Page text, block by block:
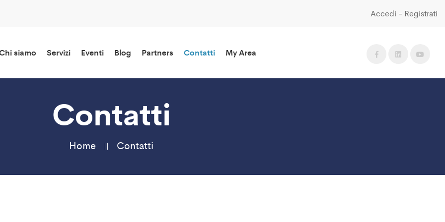
Accedi - Registrati
siamo Servizi Eventi Blog Partners Contatti My Area
Contatti
Home Contatti